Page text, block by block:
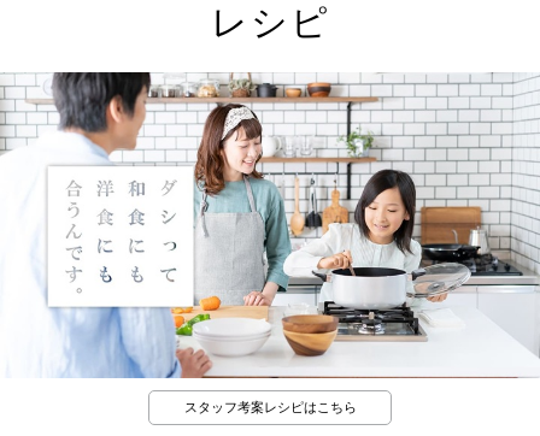
レシピ
スタッフ考案レシピはこちら